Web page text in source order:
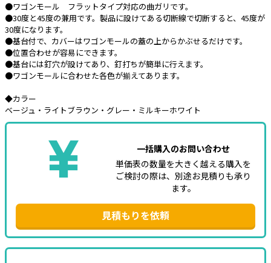
工具関連
EV充電設備工事関連
感染症関連
その他
e431オリジナル
暑さ対策
販売終了品
●ワゴンモール フラットタイプ対応の曲ガリです。
●30度と45度の兼用です。製品に設けてある切断線で切断すると、45度が
30度になります。
●基台付で、カバーはワゴンモールの蓋の上からかぶせるだけです。
●位置合わせが容易にできます。
●基台には釘穴が設けてあり、釘打ちが簡単に行えます。
●ワゴンモールに合わせた各色が揃えてあります。
◆カラー
ベージュ・ライトブラウン・グレー・ミルキーホワイト
一括購入のお問い合わせ
単価表の数量を大きく越える購入を
ご検討の際は、別途お見積りも承り
ます。
見積もりを依頼